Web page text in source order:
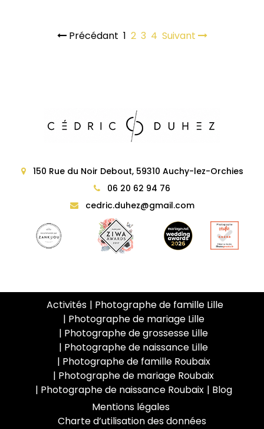
Précédant 1 2 3 4 Suivant
150 Rue du Noir Debout, 59310 Auchy-lez-Orchies
06 20 62 94 76
cedric.duhez@gmail.com
Activités
Photographe de famille Lille
Photographe de mariage Lille
Photographe de grossesse Lille
Photographe de naissance Lille
Photographe de famille Roubaix
Photographe de mariage Roubaix
Photographe de naissance Roubaix
Blog
Mentions légales
Charte d’utilisation des données